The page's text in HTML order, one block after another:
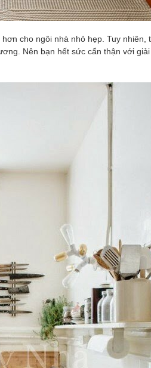
cho ngôi nhà nhỏ hẹp. Tuy nhiên,
Nên bạn hết sức cẩn thận với